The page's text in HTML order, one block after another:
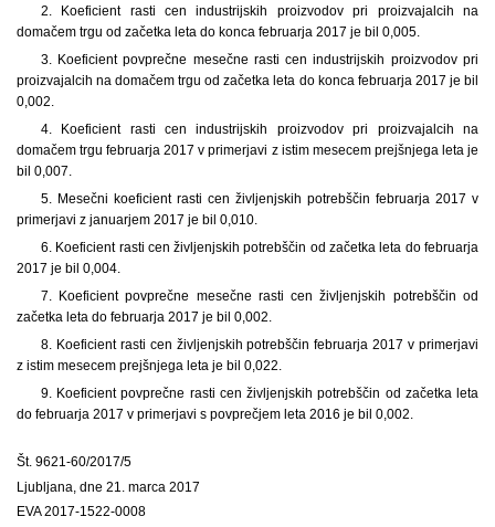
2. Koeficient rasti cen industrijskih proizvodov pri proizvajalcih na
domačem trgu od začetka leta do konca februarja 2017 je bil 0,005.
3. Koeficient povprečne mesečne rasti cen industrijskih proizvodov pri
proizvajalcih na domačem trgu od začetka leta do konca februarja 2017 je bil
0,002.
4. Koeficient rasti cen industrijskih proizvodov pri proizvajalcih na
domačem trgu februarja 2017 v primerjavi z istim mesecem prejšnjega leta je
bil 0,007.
5. Mesečni koeficient rasti cen življenjskih potrebščin februarja 2017 v
primerjavi z januarjem 2017 je bil 0,010.
6. Koeficient rasti cen življenjskih potrebščin od začetka leta do februarja
2017 je bil 0,004.
7. Koeficient povprečne mesečne rasti cen življenjskih potrebščin od
začetka leta do februarja 2017 je bil 0,002.
8. Koeficient rasti cen življenjskih potrebščin februarja 2017 v primerjavi
z istim mesecem prejšnjega leta je bil 0,022.
9. Koeficient povprečne rasti cen življenjskih potrebščin od začetka leta
do februarja 2017 v primerjavi s povprečjem leta 2016 je bil 0,002.
Št. 9621-60/2017/5
Ljubljana, dne 21. marca 2017
EVA 2017-1522-0008